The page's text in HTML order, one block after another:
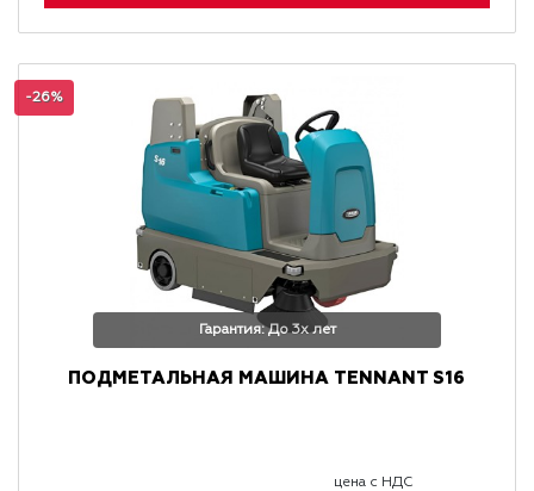
-26%
Гарантия: До 3х лет
ПОДМЕТАЛЬНАЯ МАШИНА TENNANT S16
цена с НДС